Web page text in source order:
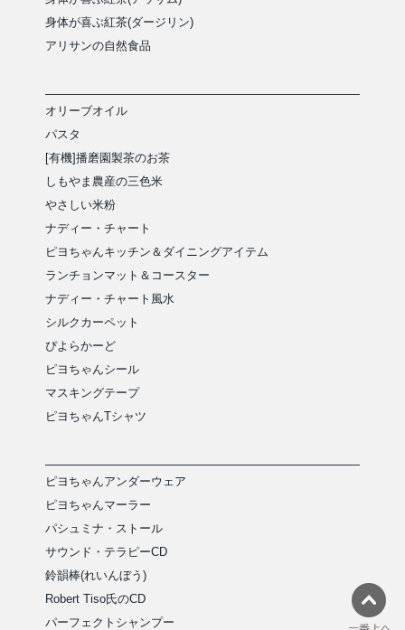
身体が喜ぶ紅茶(ダージリン)
アリサンの自然食品
オリーブオイル
パスタ
[有機]播磨園製茶のお茶
しもやま農産の三色米
やさしい米粉
ナディー・チャート
ピヨちゃんキッチン＆ダイニングアイテム
ランチョンマット＆コースター
ナディー・チャート風水
シルクカーペット
ぴよらかーど
ピヨちゃんシール
マスキングテープ
ピヨちゃんTシャツ
ピヨちゃんアンダーウェア
ピヨちゃんマーラー
パシュミナ・ストール
サウンド・テラピーCD
鈴韻棒(れいんぼう)
Robert Tiso氏のCD
パーフェクトシャンプー